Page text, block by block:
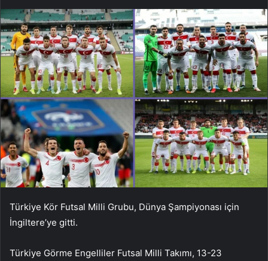
Türkiye Kör Futsal Milli Grubu, Dünya Şampiyonası için
İngiltere’ye gitti.
Türkiye Görme Engelliler Futsal Milli Takımı, 13-23